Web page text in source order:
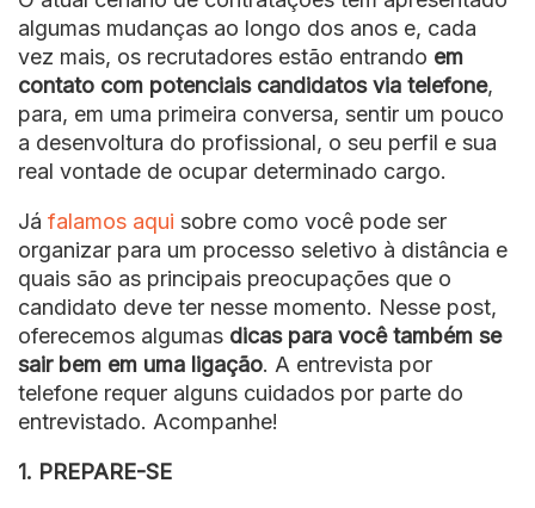
algumas mudanças ao longo dos anos e, cada
vez mais, os recrutadores estão entrando em
contato com potenciais candidatos via telefone,
para, em uma primeira conversa, sentir um pouco
a desenvoltura do profissional, o seu perfil e sua
real vontade de ocupar determinado cargo.
Já falamos aqui sobre como você pode ser
organizar para um processo seletivo à distância e
quais são as principais preocupações que o
candidato deve ter nesse momento. Nesse post,
oferecemos algumas dicas para você também se
sair bem em uma ligação. A entrevista por
telefone requer alguns cuidados por parte do
entrevistado. Acompanhe!
1. PREPARE-SE